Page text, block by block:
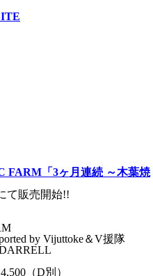
FARM「3ヶ月連続 ～木葉焼
て販売開始!!
by Vijuttoke＆V援隊
（D別）